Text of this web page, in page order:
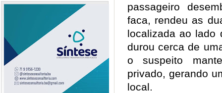
passageiro
faca, rendeu as
localizada ao lado
durou cerca de
o suspeito
privado, gerando
local.